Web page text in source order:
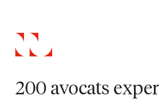
200 avocats